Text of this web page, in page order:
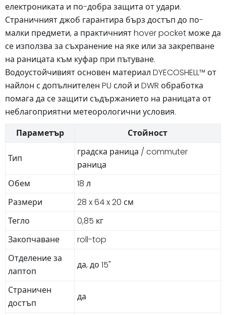
електрониката и по-добра защита от удари.
Страничният джоб гарантира бърз достъп до по-
малки предмети, а практичният hover pocket може да
се използва за съхранение на яке или за закрепване
на раницата към куфар при пътуване.
Водоустойчивият основен материал DYECOSHELL™ от
найлон с допълнителен PU слой и DWR обработка
помага да се защити съдържанието на раницата от
неблагоприятни метеорологични условия.
Параметър
Стойност
Тип
градска раница / commuter
раница
Обем
18 л
Размери
28 x 64 x 20 см
Тегло
0,85 кг
Закопчаване
roll-top
Отделение за
лаптоп
да, до 15"
Страничен
достъп
да